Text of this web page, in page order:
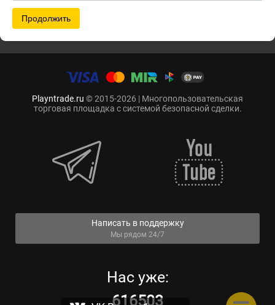
Playntrade.ru © 2015-2026 | Многопользовательская
торговая площадка с системой безопасной сделки.
Написать в поддержку
Мы рядом 24/7
Нас уже:
616503